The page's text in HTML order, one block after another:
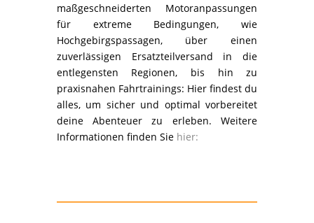
maßgeschneiderten Motoranpassungen
für extreme Bedingungen, wie
Hochgebirgspassagen, über einen
zuverlässigen Ersatzteilversand in die
entlegensten Regionen, bis hin zu
praxisnahen Fahrtrainings: Hier findest du
alles, um sicher und optimal vorbereitet
deine Abenteuer zu erleben. Weitere
Informationen finden Sie hier: